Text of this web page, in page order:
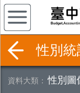
性別統
性別圖